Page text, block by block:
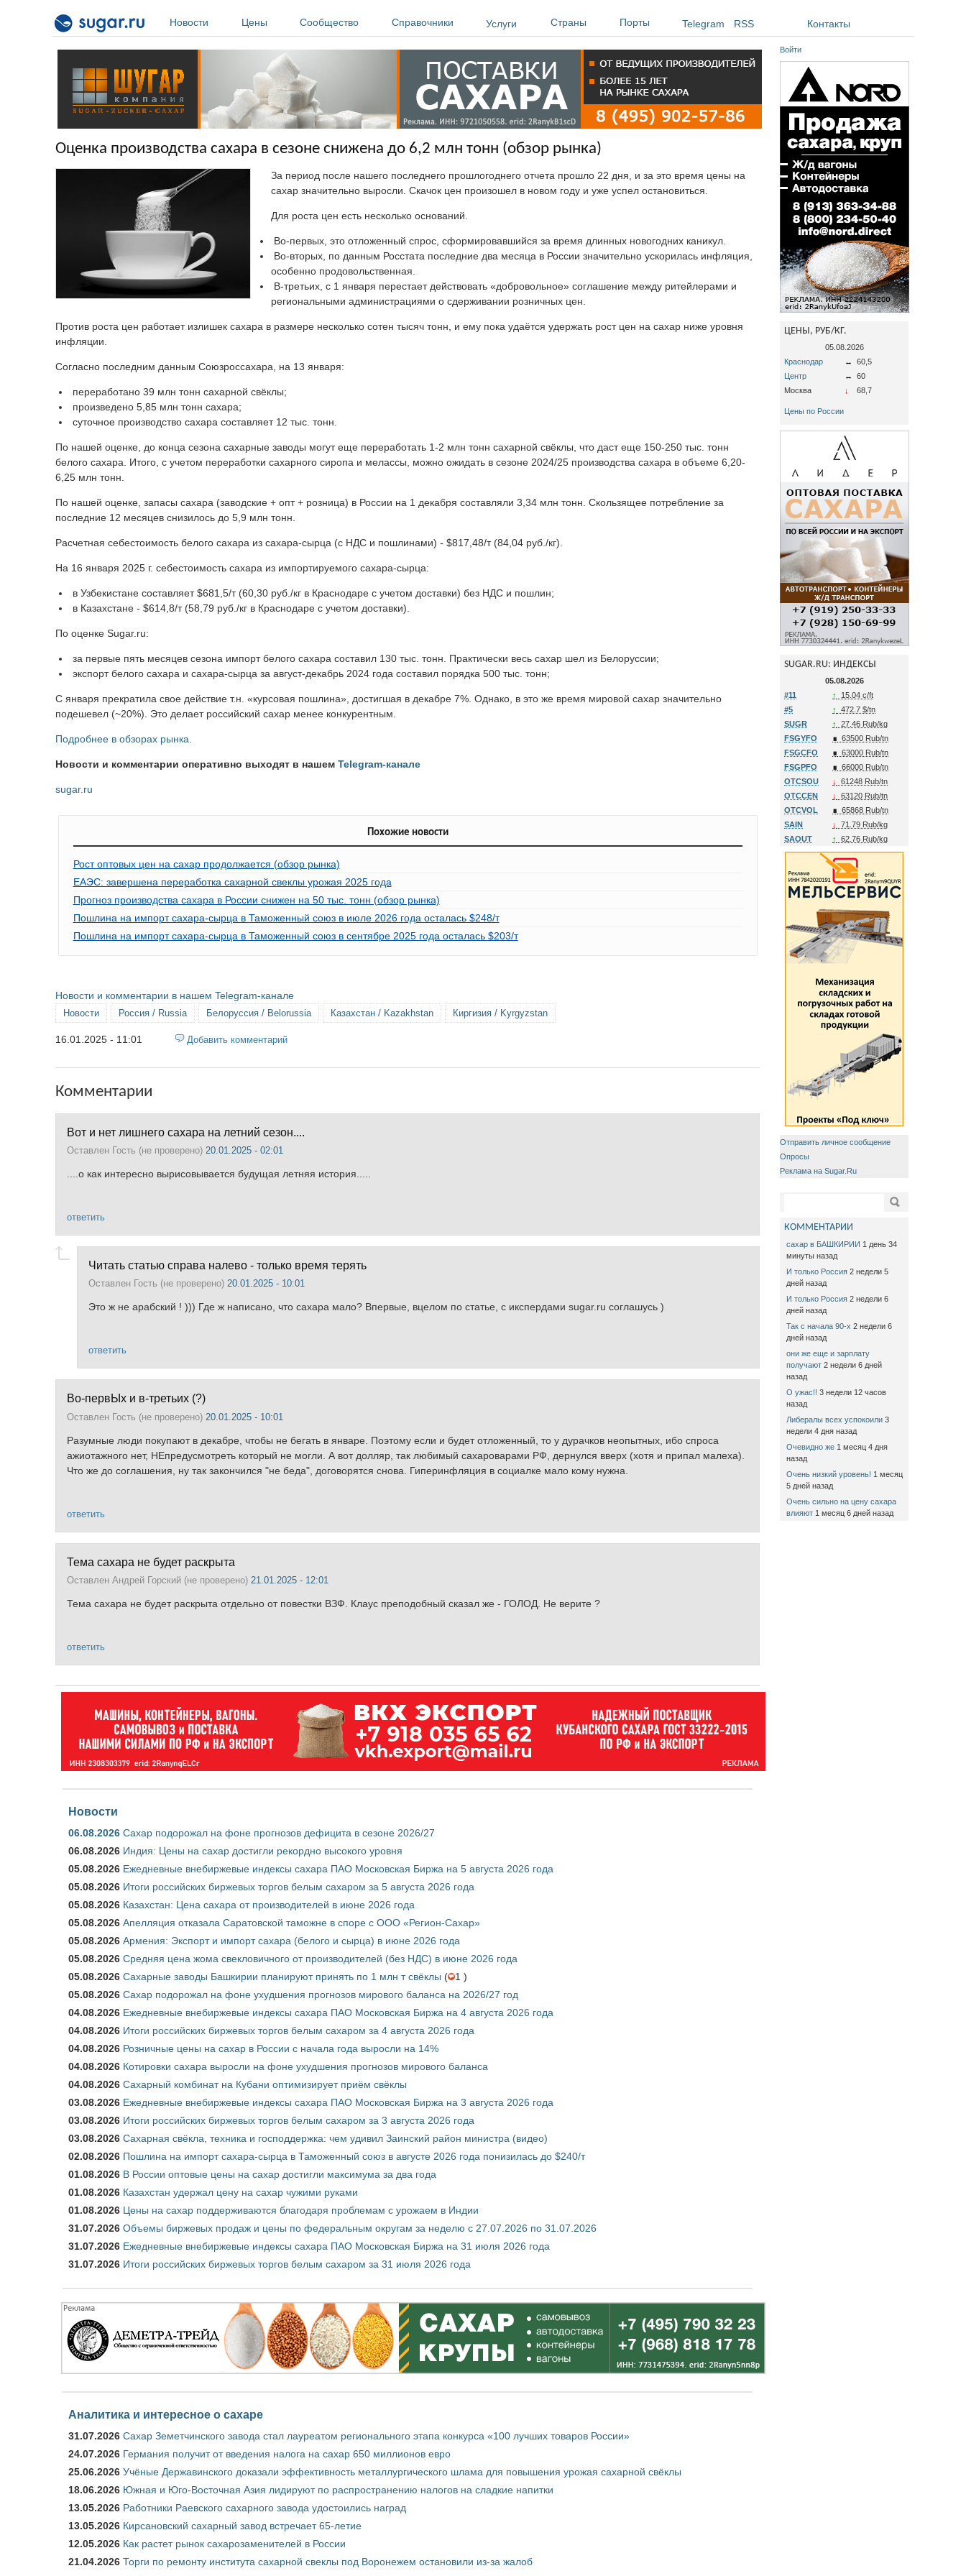
Новости
Цены Сообщество Справочники Услуги Страны Порты Telegram RSS Контакты
Оценка производства сахара в сезоне снижена до 6,2 млн тонн (обзор рынка)
За период после нашего последнего прошлогоднего отчета прошло 22 дня, и за это время цены на
сахар значительно выросли. Скачок цен произошел в новом году и уже успел остановиться.
Для роста цен есть несколько оснований.
Во-первых, это отложенный спрос, сформировавшийся за время длинных новогодних каникул.
Во-вторых, по данным Росстата последние два месяца в России значительно ускорилась инфляция,
особенно продовольственная.
В-третьих, с 1 января перестает действовать «добровольное» соглашение между ритейлерами и
региональными администрациями о сдерживании розничных цен.
Против роста цен работает излишек сахара в размере несколько сотен тысяч тонн, и ему пока удаётся удержать рост цен на сахар ниже уровня
инфляции.
Согласно последним данным Союзроссахара, на 13 января:
переработано 39 млн тонн сахарной свёклы;
произведено 5,85 млн тонн сахара;
суточное производство сахара составляет 12 тыс. тонн.
По нашей оценке, до конца сезона сахарные заводы могут еще переработать 1-2 млн тонн сахарной свёклы, что даст еще 150-250 тыс. тонн
белого сахара. Итого, с учетом переработки сахарного сиропа и мелассы, можно ожидать в сезоне 2024/25 производства сахара в объеме 6,20-
6,25 млн тонн.
По нашей оценке, запасы сахара (заводские + опт + розница) в России на 1 декабря составляли 3,34 млн тонн. Скользящее потребление за
последние 12 месяцев снизилось до 5,9 млн тонн.
Расчетная себестоимость белого сахара из сахара-сырца (с НДС и пошлинами) - $817,48/т (84,04 руб./кг).
На 16 января 2025 г. себестоимость сахара из импортируемого сахара-сырца:
в Узбекистане составляет $681,5/т (60,30 руб./кг в Краснодаре с учетом доставки) без НДС и пошлин;
в Казахстане - $614,8/т (58,79 руб./кг в Краснодаре с учетом доставки).
По оценке Sugar.ru:
за первые пять месяцев сезона импорт белого сахара составил 130 тыс. тонн. Практически весь сахар шел из Белоруссии;
экспорт белого сахара и сахара-сырца за август-декабрь 2024 года составил порядка 500 тыс. тонн;
C января прекратила свое действие т.н. «курсовая пошлина», достигшая в декабре 7%. Однако, в это же время мировой сахар значительно
подешевел (~20%). Это делает российский сахар менее конкурентным.
Подробнее в обзорах рынка
Новости и комментарии оперативно выходят в нашем Telegram-канале
sugar.ru
Похожие новости
Рост оптовых цен на сахар продолжается (обзор рынка)
ЕАЭС: завершена переработка сахарной свеклы урожая 2025 года
Прогноз производства сахара в России снижен на 50 тыс. тонн (обзор рынка)
Пошлина на импорт сахара-сырца в Таможенный союз в июле 2026 года осталась $248/т
Пошлина на импорт сахара-сырца в Таможенный союз в сентябре 2025 года осталась $203/т
Новости и комментарии в нашем Telegram-канале
Новости Россия / Russia Белоруссия / Belorussia Казахстан / Kazakhstan Киргизия / Kyrgyzstan
16.01.2025 - 11:01 Добавить комментарий
Комментарии
Вот и нет лишнего сахара на летний сезон....
Оставлен Гость (не проверено) 20.01.2025 - 02:01
....о как интересно вырисовывается будущая летняя история.....
ответить
Читать статью справа налево - только время терять
Оставлен Гость (не проверено) 20.01.2025 - 10:01
Это ж не арабский ! ))) Где ж написано, что сахара мало? Впервые, вцелом по статье, с икспердами sugar.ru соглашусь )
ответить
Во-первЫх и в-третьих (?)
Оставлен Гость (не проверено) 20.01.2025 - 10:01
Разумные люди покупают в декабре, чтобы не бегать в январе. Поэтому если и будет отложенный, то у дурачков неопытных, ибо спроса
ажиотажного нет, НЕпредусмотреть который не могли. А вот долляр, так любимый сахароварами РФ, дернулся вверх (хотя и припал малеха).
Что же до соглашения, ну так закончился "не беда", договорятся снова. Гиперинфляция в социалке мало кому нужна.
ответить
Тема сахара не будет раскрыта
Оставлен Андрей Горский (не проверено) 21.01.2025 - 12:01
Тема сахара не будет раскрыта отдельно от повестки ВЗФ. Клаус преподобный сказал же - ГОЛОД. Не верите ?
ответить
Новости
06.08.2026 Сахар подорожал на фоне прогнозов дефицита в сезоне 2026/27
06.08.2026 Индия: Цены на сахар достигли рекордно высокого уровня
05.08.2026 Ежедневные внебиржевые индексы сахара ПАО Московская Биржа на 5 августа 2026 года
05.08.2026 Итоги российских биржевых торгов белым сахаром за 5 августа 2026 года
05.08.2026 Казахстан: Цена сахара от производителей в июне 2026 года
05.08.2026 Апелляция отказала Саратовской таможне в споре с ООО «Регион-Сахар»
05.08.2026 Армения: Экспорт и импорт сахара (белого и сырца) в июне 2026 года
05.08.2026 Средняя цена жома свекловичного от производителей (без НДС) в июне 2026 года
05.08.2026 Сахарные заводы Башкирии планируют принять по 1 млн т свёклы (
1 )
05.08.2026 Сахар подорожал на фоне ухудшения прогнозов мирового баланса на 2026/27 год
04.08.2026 Ежедневные внебиржевые индексы сахара ПАО Московская Биржа на 4 августа 2026 года
04.08.2026 Итоги российских биржевых торгов белым сахаром за 4 августа 2026 года
04.08.2026 Розничные цены на сахар в России с начала года выросли на 14%
04.08.2026 Котировки сахара выросли на фоне ухудшения прогнозов мирового баланса
04.08.2026 Сахарный комбинат на Кубани оптимизирует приём свёклы
03.08.2026 Ежедневные внебиржевые индексы сахара ПАО Московская Биржа на 3 августа 2026 года
03.08.2026 Итоги российских биржевых торгов белым сахаром за 3 августа 2026 года
03.08.2026 Сахарная свёкла, техника и господдержка: чем удивил Заинский район министра (видео)
02.08.2026 Пошлина на импорт сахара-сырца в Таможенный союз в августе 2026 года понизилась до $240/т
01.08.2026 В России оптовые цены на сахар достигли максимума за два года
01.08.2026 Казахстан удержал цену на сахар чужими руками
01.08.2026 Цены на сахар поддерживаются благодаря проблемам с урожаем в Индии
31.07.2026 Объемы биржевых продаж и цены по федеральным округам за неделю с 27.07.2026 по 31.07.2026
31.07.2026 Ежедневные внебиржевые индексы сахара ПАО Московская Биржа на 31 июля 2026 года
31.07.2026 Итоги российских биржевых торгов белым сахаром за 31 июля 2026 года
Аналитика и интересное о сахаре
31.07.2026 Сахар Земетчинского завода стал лауреатом регионального этапа конкурса «100 лучших товаров России»
24.07.2026 Германия получит от введения налога на сахар 650 миллионов евро
25.06.2026 Учёные Державинского доказали эффективность металлургического шлама для повышения урожая сахарной свёклы
18.06.2026 Южная и Юго-Восточная Азия лидируют по распространению налогов на сладкие напитки
13.05.2026 Работники Раевского сахарного завода удостоились наград
13.05.2026 Кирсановский сахарный завод встречает 65-летие
12.05.2026 Как растет рынок сахарозаменителей в России
21.04.2026 Торги по ремонту института сахарной свеклы под Воронежем остановили из-за жалоб
Войти
ЦЕНЫ, РУБ/КГ.
05.08.2026
Краснодар
↔
60,5
Центр
↔
60
Москва
↓ 68,7
Цены по России
SUGAR.RU: ИНДЕКСЫ
05.08.2026
#11
↑
15.04 c/ft
#5
↑
472.7 $/tn
SUGR
↑
27.46 Rub/kg
FSGYFO
∎ 63500 Rub/tn
FSGCFO
∎ 63000 Rub/tn
FSGPFO
∎ 66000 Rub/tn
OTCSOU
↓
61248 Rub/tn
OTCCEN
↓
63120 Rub/tn
OTCVOL
∎ 65868 Rub/tn
SAIN
↓
71.79 Rub/kg
SAOUT
↑ 62.76 Rub/kg
Отправить личное сообщение
Опросы
Реклама на Sugar.Ru
Поиск
КОММЕНТАРИИ
сахар в БАШКИРИИ 1 день 34
минуты назад
И только Россия 2 недели 5
дней назад
И только Россия 2 недели 6
дней назад
Так с начала 90-х 2 недели 6
дней назад
они же еще и зарплату
получают 2 недели 6 дней
назад
О ужас!! 3 недели 12 часов
назад
Либералы всех успокоили 3
недели 4 дня назад
Очевидно же 1 месяц 4 дня
назад
Очень низкий уровень! 1 месяц
5 дней назад
Очень сильно на цену сахара
влияют 1 месяц 6 дней назад